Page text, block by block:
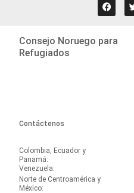
Consejo Noruego para
Refugiados
Contáctenos
Colombia, Ecuador y
Panamá:
Venezuela:
Norte de Centroamérica y
México: